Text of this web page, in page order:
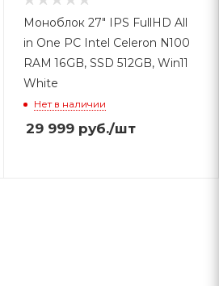
Моноблок 27" IPS FullHD All
in One PC Intel Celeron N100
RAM 16GB, SSD 512GB, Win11
White
Нет в наличии
29 999руб./шт